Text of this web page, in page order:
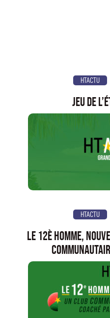
HTACTU
Jeu de
HTACTU
Le 12è Homme,